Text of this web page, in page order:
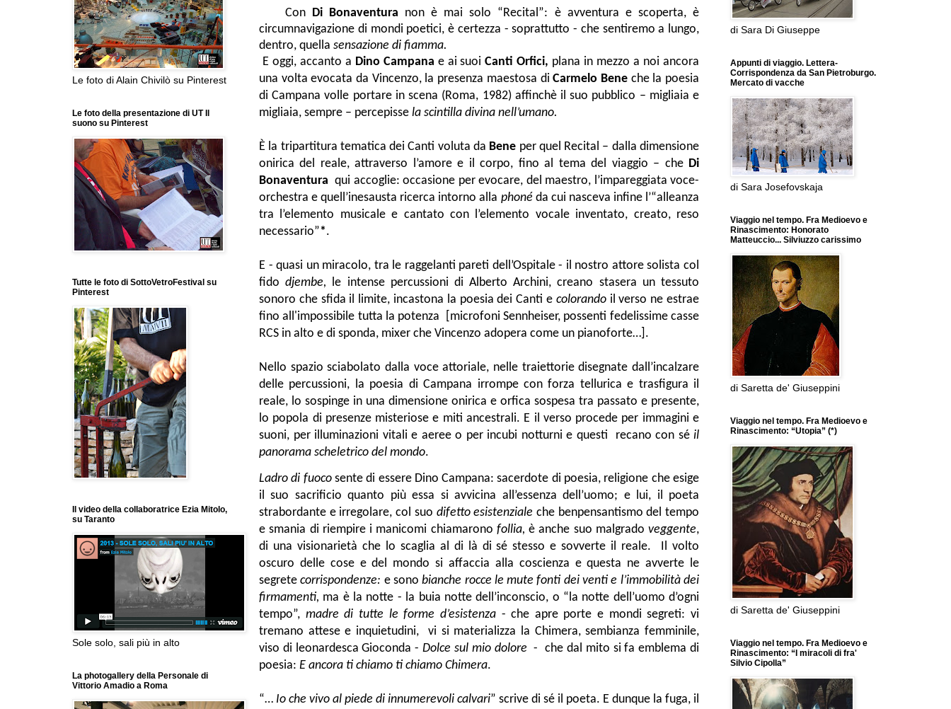
Con Di Bonaventura non è mai solo “Recital”: è avventura e scoperta, è
circumnavigazione di mondi poetici, è certezza - soprattutto - che sentiremo a lungo,
dentro, quella sensazione di fiamma.
E oggi, accanto a Dino Campana e ai suoiCanti Orfici, plana in mezzo a noi ancora
una volta evocata da Vincenzo, la presenza maestosa diCarmelo Beneche la poesia
di Campana volle portare in scena (Roma, 1982) affinchè il suo pubblico – migliaia e
migliaia, sempre – percepisse la scintilla divina nell’umano.
È la tripartitura tematica dei Canti voluta da Bene per quel Recital – dalla dimensione
onirica del reale, attraverso l’amore e il corpo, fino al tema del viaggio – che Di
Bonaventura qui accoglie: occasione per evocare, del maestro, l’impareggiata voce-
orchestra e quell’inesausta ricerca intorno alla phoné da cui nasceva infine l’“alleanza
tra l’elemento musicale e cantato con l’elemento vocale inventato, creato, reso
necessario”*.
E - quasi un miracolo, tra le raggelanti pareti dell’Ospitale - il nostro attore solista col
fidodjembe, le intense percussioni di Alberto Archini, creano stasera un tessuto
sonoro che sfida il limite, incastona la poesia dei Canti e colorandoil verso ne estrae
fino all'impossibile tutta la potenza [microfoni Sennheiser, possenti fedelissime casse
RCS in alto e di sponda, mixer che Vincenzo adopera come un pianoforte…].
Nello spazio sciabolato dalla voce attoriale, nelle traiettorie disegnate dall’incalzare
delle percussioni, la poesia di Campana irrompe con forza tellurica e trasfigura il
reale, lo sospinge in una dimensione onirica e orfica sospesa tra passato e presente,
lo popola di presenze misteriose e miti ancestrali. E il verso procede per immagini e
suoni, per illuminazioni vitali e aeree o per incubi notturni e questi recano con sé il
panorama scheletrico del mondo.
Ladro di fuocosente di essere Dino Campana: sacerdote di poesia, religione che esige
il suo sacrificio quanto più essa si avvicina all’essenza dell’uomo; e lui, il poeta
strabordante e irregolare, col suo difetto esistenziale che benpensantismo del tempo
e smania di riempire i manicomi chiamarono follia, è anche suo malgrado veggente,
di una visionarietà che lo scaglia al di là di sé stesso e sovverte il reale. Il volto
oscuro delle cose e del mondo si affaccia alla coscienza e questa ne avverte le
segretecorrispondenze: e sonobianche rocce le mute fonti dei venti e l’immobilità dei
firmamenti, ma è la notte - la buia notte dell’inconscio, o “la notte dell’uomo d’ogni
tempo”, madre di tutte le forme d’esistenza- che apre porte e mondi segreti: vi
tremano attese e inquietudini, vi si materializza la Chimera, sembianza femminile,
viso di leonardesca Gioconda -Dolce sul mio dolore- che dal mito si fa emblema di
poesia: E ancora ti chiamo ti chiamo Chimera.
“… Io che vivo al piede di innumerevoli calvari” scrive di sé il poeta. E dunque la fuga, il
Le foto di Alain Chivilò su Pinterest
Le foto della presentazione di UT Il
suono su Pinterest
Tutte le foto di SottoVetroFestival su
Pinterest
Il video della collaboratrice Ezia Mitolo,
su Taranto
Sole solo, sali più in alto
La photogallery della Personale di
Vittorio Amadio a Roma
di Sara Di Giuseppe
Appunti di viaggio. Lettera-
Corrispondenza da San Pietroburgo.
Mercato di vacche
di Sara Josefovskaja
Viaggio nel tempo. Fra Medioevo e
Rinascimento: Honorato
Matteuccio... Silviuzzo carissimo
di Saretta de' Giuseppini
Viaggio nel tempo. Fra Medioevo e
Rinascimento: “Utopia” (*)
di Saretta de' Giuseppini
Viaggio nel tempo. Fra Medioevo e
Rinascimento: “I miracoli di fra'
Silvio Cipolla”